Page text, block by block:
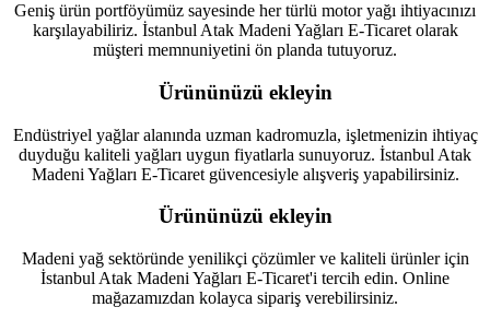
Geniş ürün portföyümüz sayesinde her türlü motor yağı ihtiyacınızı
karşılayabiliriz. İstanbul Atak Madeni Yağları E-Ticaret olarak
müşteri memnuniyetini ön planda tutuyoruz.
Ürününüzü ekleyin
Endüstriyel yağlar alanında uzman kadromuzla, işletmenizin ihtiyaç
duyduğu kaliteli yağları uygun fiyatlarla sunuyoruz. İstanbul Atak
Madeni Yağları E-Ticaret güvencesiyle alışveriş yapabilirsiniz.
Ürününüzü ekleyin
Madeni yağ sektöründe yenilikçi çözümler ve kaliteli ürünler için
İstanbul Atak Madeni Yağları E-Ticaret'i tercih edin. Online
mağazamızdan kolayca sipariş verebilirsiniz.